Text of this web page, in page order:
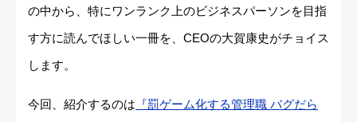
の中から、特にワンランク上のビジネスパーソンを目指
す方に読んでほしい一冊を、CEOの大賀康史がチョイス
します。
今回、紹介するのは 『罰ゲーム化する管理職 バグだら